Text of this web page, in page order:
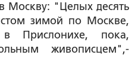
Москву: "Целых десять
зимой по Москве,
Прислонихе, пока,
живописцем",-